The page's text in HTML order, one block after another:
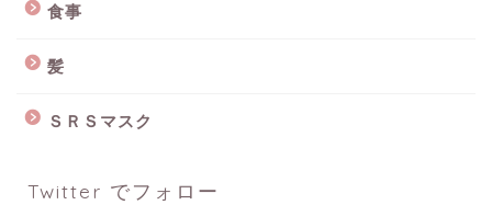
食事
髪
ＳＲＳマスク
Twitter でフォロー